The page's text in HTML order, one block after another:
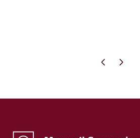
Pagina precedente
Pagina successiva